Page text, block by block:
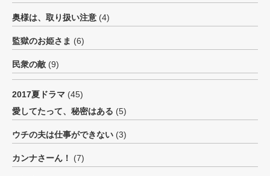
奥様は、取り扱い注意 (4)
監獄のお姫さま (6)
民衆の敵 (9)
2017夏ドラマ (45)
愛してたって、秘密はある (5)
ウチの夫は仕事ができない (3)
カンナさーん！ (7)